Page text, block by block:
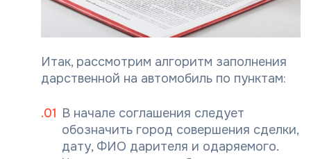
Итак, рассмотрим алгоритм заполнения
дарственной на автомобиль по пунктам:
В начале соглашения следует
обозначить город совершения сделки,
дату, ФИО дарителя и одаряемого.